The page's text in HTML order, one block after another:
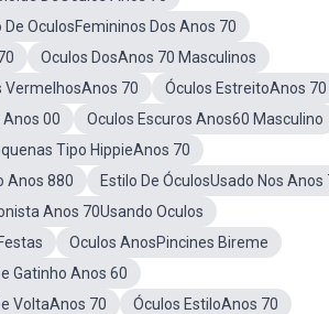
OculosFemininos Dos Anos 70
Oculos DosAnos 70 Masculinos
VermelhosAnos 70
Óculos EstreitoAnos 70
Anos 00
Oculos Escuros Anos60 Masculino
Tipo HippieAnos 70
Anos 880
Estilo De ÓculosUsado Nos Anos
Anos 70Usando Oculos
Oculos AnosPincines Bireme
Gatinho Anos 60
VoltaAnos 70
Óculos EstiloAnos 70